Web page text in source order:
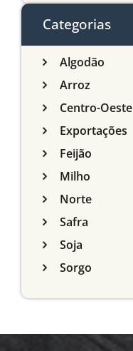
Categorias
Algodão
Arroz
Centro-Oeste
Exportações
Feijão
Milho
Norte
Safra
Soja
Sorgo